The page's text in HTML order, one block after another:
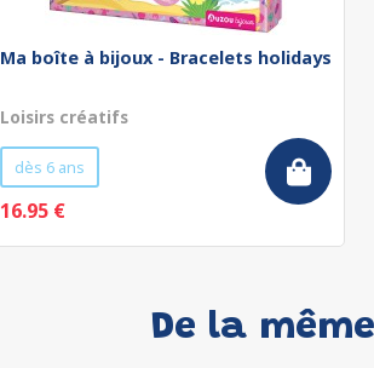
Ma boîte à bijoux - Bracelets holidays
Loisirs créatifs
dès 6 ans
16.95 €
De la